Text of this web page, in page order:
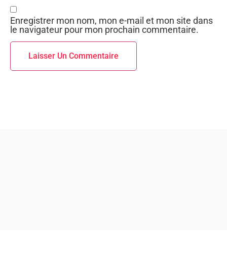
Enregistrer mon nom, mon e-mail et mon site dans
le navigateur pour mon prochain commentaire.